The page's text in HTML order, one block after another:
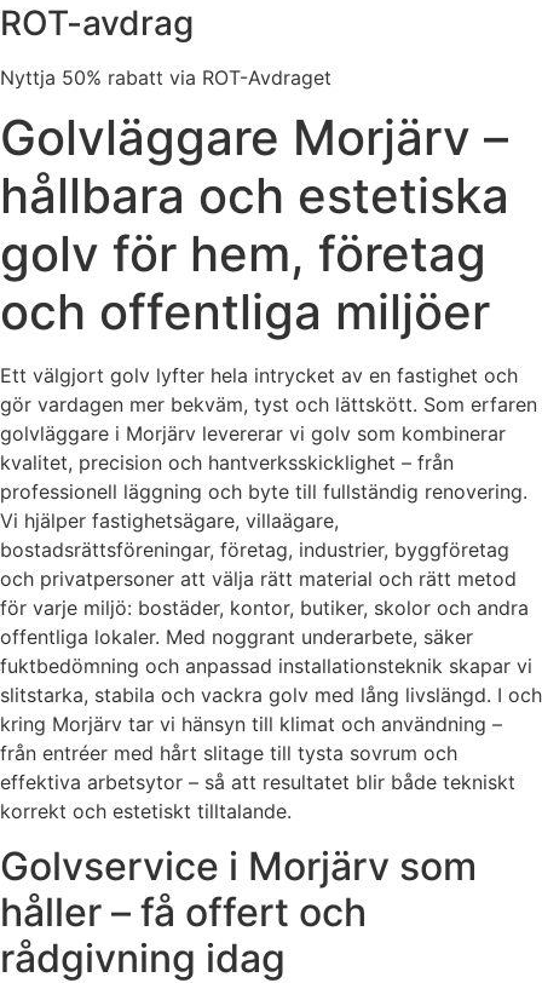
ROT-avdrag
Nyttja 50% rabatt via ROT-Avdraget
Golvläggare Morjärv –
hållbara och estetiska
golv för hem, företag
och offentliga miljöer
Ett välgjort golv lyfter hela intrycket av en fastighet och
gör vardagen mer bekväm, tyst och lättskött. Som erfaren
golvläggare i Morjärv levererar vi golv som kombinerar
kvalitet, precision och hantverksskicklighet – från
professionell läggning och byte till fullständig renovering.
Vi hjälper fastighetsägare, villaägare,
bostadsrättsföreningar, företag, industrier, byggföretag
och privatpersoner att välja rätt material och rätt metod
för varje miljö: bostäder, kontor, butiker, skolor och andra
offentliga lokaler. Med noggrant underarbete, säker
fuktbedömning och anpassad installationsteknik skapar vi
slitstarka, stabila och vackra golv med lång livslängd. I och
kring Morjärv tar vi hänsyn till klimat och användning –
från entréer med hårt slitage till tysta sovrum och
effektiva arbetsytor – så att resultatet blir både tekniskt
korrekt och estetiskt tilltalande.
Golvservice i Morjärv som
håller – få offert och
rådgivning idag